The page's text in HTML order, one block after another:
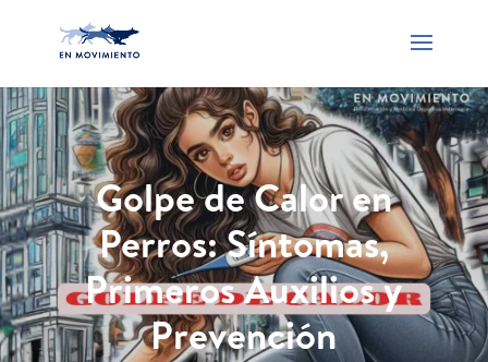
Golpe de Calor en
Perros: Síntomas,
Primeros Auxilios y
Prevención